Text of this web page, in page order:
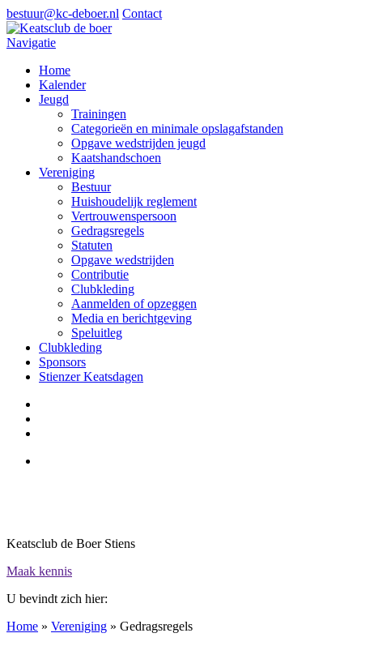
bestuur@kc-deboer.nl Contact
Navigatie
Home
Kalender
Jeugd
Trainingen
Categorieën en minimale opslagafstanden
Opgave wedstrijden jeugd
Kaatshandschoen
Vereniging
Bestuur
Huishoudelijk reglement
Vertrouwenspersoon
Gedragsregels
Statuten
Opgave wedstrijden
Contributie
Clubkleding
Aanmelden of opzeggen
Media en berichtgeving
Speluitleg
Clubkleding
Sponsors
Stienzer Keatsdagen
Keatsclub de Boer Stiens
Maak kennis
U bevindt zich hier:
Home » Vereniging » Gedragsregels